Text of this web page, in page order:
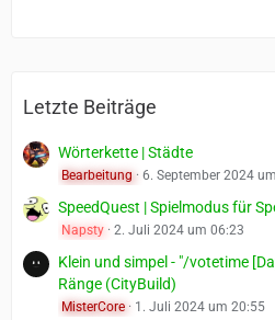
g
Letzte Beiträge
Wörterkette | Städte
Bearbeitung 6. September 2024
SpeedQuest | Spielmodus für
Napsty 2. Juli 2024 um 06:23
Klein und simpel - "/votetime
Ränge (CityBuild)
MisterCore 1. Juli 2024 um 20:55